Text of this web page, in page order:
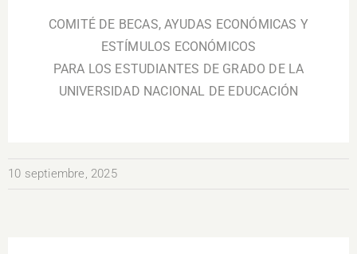
COMITÉ DE BECAS, AYUDAS ECONÓMICAS Y
ESTÍMULOS ECONÓMICOS
PARA LOS ESTUDIANTES DE GRADO DE LA
UNIVERSIDAD NACIONAL DE EDUCACIÓN
10 septiembre, 2025